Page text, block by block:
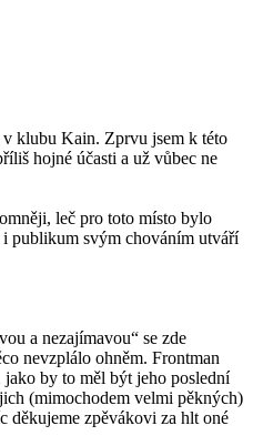
v klubu Kain. Zprvu jsem k této
hojné účasti a už vůbec ne
leč pro toto místo bylo
publikum svým chováním utváří
a nezajímavou“ se zde
nevzplálo ohněm. Frontman
by to měl být jeho poslední
(mimochodem velmi pěkných)
děkujeme zpěvákovi za hlt oné